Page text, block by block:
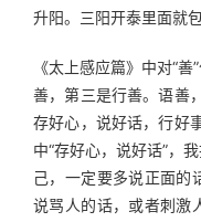
升阳。三阳开泰里面就包
《太上感应篇》中对“
善，第三是行善。语善
存好心，说好话，行好
中“存好心，说好话”，
己，一定要多说正面的
说骂人的话，或者刺激